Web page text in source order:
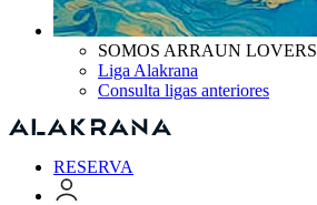
SOMOS ARRAUN LOVERS
Liga Alakrana
Consulta ligas anteriores
RESERVA